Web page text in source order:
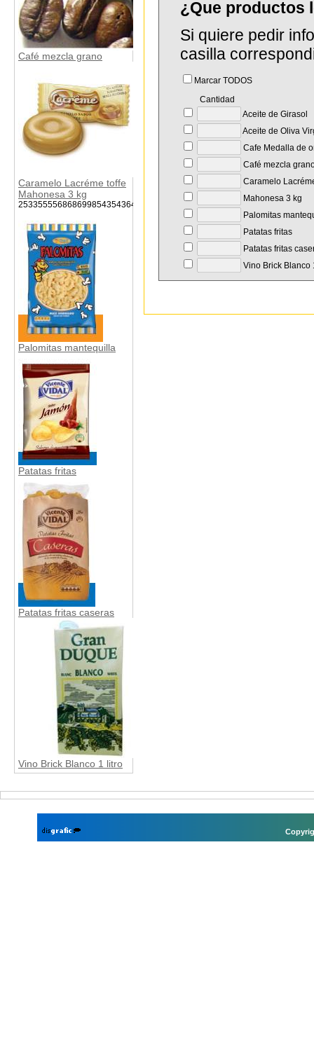
Café mezcla grano
Caramelo Lacréme toffe
Mahonesa 3 kg
253355556868699854354364546
Palomitas mantequilla
Patatas fritas
Patatas fritas caseras
Vino Brick Blanco 1 litro
¿Que productos
Si quiere pedir
casilla
Marcar TODOS
Cantidad
Aceite de Girasol
Aceite de Oliva
Cafe Medalla de
Café mezcla
Caramelo
Mahonesa 3 kg
Palomitas
Patatas fritas
Patatas fritas
Vino Brick Blanco